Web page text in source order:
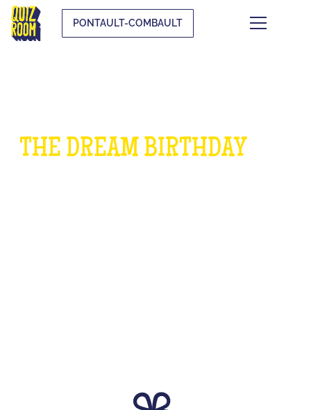
PONTAULT-COMBAULT
THE DREAM BIRTHDAY